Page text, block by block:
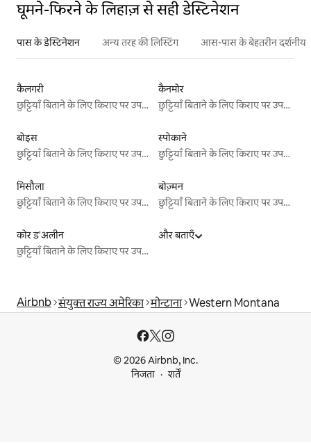
घूमने-फिरने के लिहाज़ से सही डेस्टिनेशन
पास के डेस्टिनेशन अन्य तरह की लिस्टिंग आस-पास के बेहतरीन दर्शनीय
कैलगरी
छुट्टियाँ बिताने के लिए किराए पर उपलब्ध जगहें
कैनमोर
छुट्टियाँ बिताने के लिए किराए पर उपलब्ध जगहें
बोइस
छुट्टियाँ बिताने के लिए किराए पर उपलब्ध जगहें
स्पोकाने
छुट्टियाँ बिताने के लिए किराए पर उपलब्ध जगहें
मिसौला
छुट्टियाँ बिताने के लिए किराए पर उपलब्ध जगहें
बोज़्मन
छुट्टियाँ बिताने के लिए किराए पर उपलब्ध जगहें
कोर ड'अलीन
छुट्टियाँ बिताने के लिए किराए पर उपलब्ध जगहें
और बताएँ
Airbnb संयुक्त राज्य अमेरिका मोन्टाना Western Montana
© 2026 Airbnb, Inc.
निजता
शर्तें